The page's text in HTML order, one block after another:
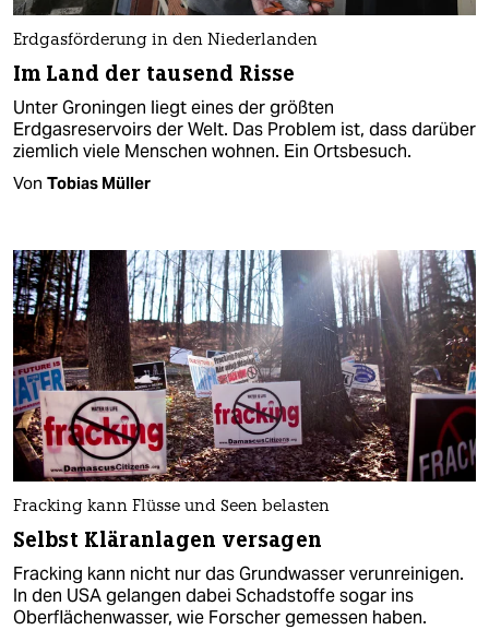
Erdgasförderung in den Niederlanden
Im Land der tausend Risse
Unter Groningen liegt eines der größten
Erdgasreservoirs der Welt. Das Problem ist, dass darüber
ziemlich viele Menschen wohnen. Ein Ortsbesuch.
Von Tobias Müller
Fracking kann Flüsse und Seen belasten
Selbst Kläranlagen versagen
Fracking kann nicht nur das Grundwasser verunreinigen.
In den USA gelangen dabei Schadstoffe sogar ins
Oberflächenwasser, wie Forscher gemessen haben.